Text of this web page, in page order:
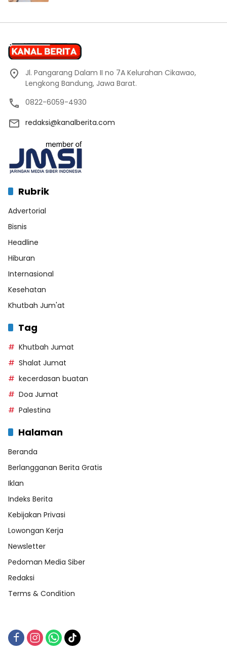
Jl. Pangarang Dalam II no 7A Kelurahan Cikawao,
Lengkong Bandung, Jawa Barat.
0822-6059-4930
redaksi@kanalberita.com
Rubrik
Advertorial
Bisnis
Headline
Hiburan
Internasional
Kesehatan
Khutbah Jum'at
Tag
Khutbah Jumat
Shalat Jumat
kecerdasan buatan
Doa Jumat
Palestina
Halaman
Beranda
Berlangganan Berita Gratis
Iklan
Indeks Berita
Kebijakan Privasi
Lowongan Kerja
Newsletter
Pedoman Media Siber
Redaksi
Terms & Condition